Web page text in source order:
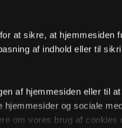
at sikre, at hjemmesiden
af indhold eller til
af hjemmesiden eller til
og sociale
om vores brug af cookies